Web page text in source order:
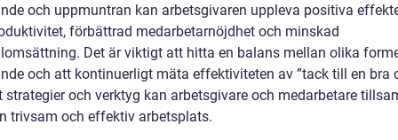
och uppmuntran kan arbetsgivaren uppleva positiva
förbättrad medarbetarnöjdhet och minskad
Det är viktigt att hitta en balans mellan olika
och att kontinuerligt mäta effektiviteten av ”tack till en bra
strategier och verktyg kan arbetsgivare och medarbetare
trivsam och effektiv arbetsplats.